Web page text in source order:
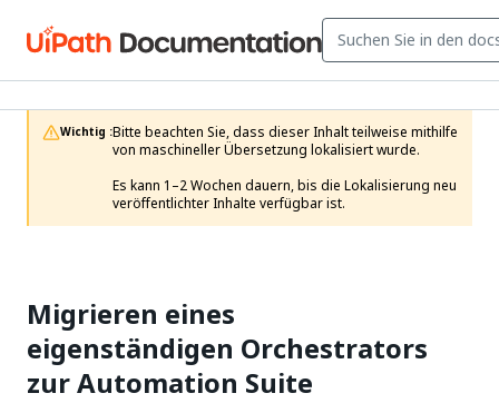
Wichtig :Bitte beachten Sie, dass dieser Inhalt teilweise mithilfe
von maschineller Übersetzung lokalisiert wurde.
Es kann 1–2 Wochen dauern, bis die Lokalisierung neu
veröffentlichter Inhalte verfügbar ist.
Migrieren eines
eigenständigen Orchestrators
zur Automation Suite